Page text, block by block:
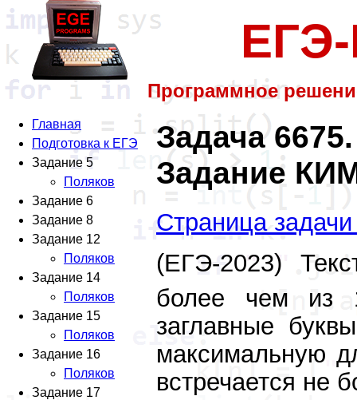
Программное
Главная
Подготовка к ЕГЭ
Задание 5
Поляков
Задание 6
Задание 8
Задание 12
Поляков
Задание 14
Поляков
Задание 15
Поляков
Задание 16
Поляков
Задание 17
Задача
Задание
Страница
(ЕГЭ-2023)
более чем из
заглавные
максимальную
встречается не